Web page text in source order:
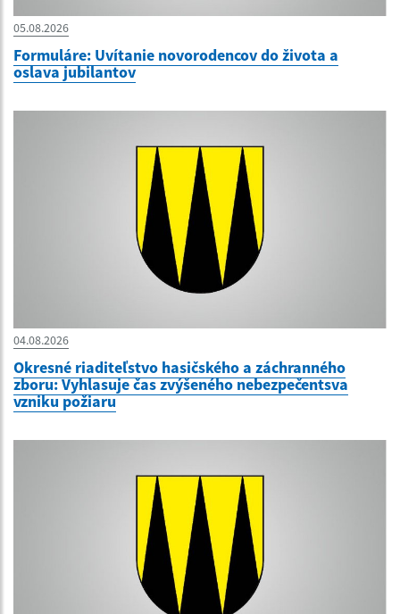
05.08.2026
Formuláre: Uvítanie novorodencov do života a
oslava jubilantov
04.08.2026
Okresné riaditeľstvo hasičského a záchranného
zboru: Vyhlasuje čas zvýšeného nebezpečentsva
vzniku požiaru